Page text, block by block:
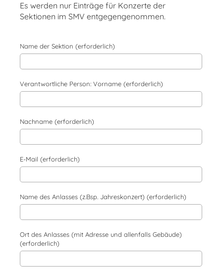
Es werden nur Einträge für Konzerte der
Sektionen im SMV entgegengenommen.
Name der Sektion (erforderlich)
Verantwortliche Person: Vorname (erforderlich)
Nachname (erforderlich)
E-Mail (erforderlich)
Name des Anlasses (z.Bsp. Jahreskonzert) (erforderlich)
Ort des Anlasses (mit Adresse und allenfalls Gebäude)
(erforderlich)